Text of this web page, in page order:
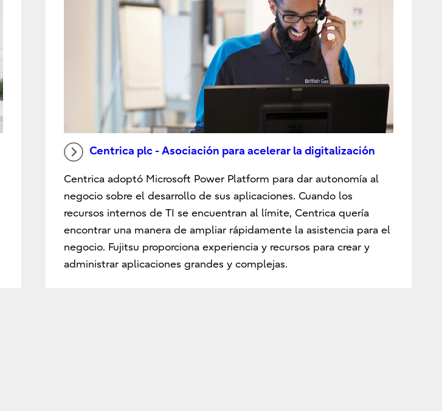
Centrica plc - Asociación para acelerar la digitalización
Centrica adoptó Microsoft Power Platform para dar autonomía al
negocio sobre el desarrollo de sus aplicaciones. Cuando los
recursos internos de TI se encuentran al límite, Centrica quería
encontrar una manera de ampliar rápidamente la asistencia para el
negocio. Fujitsu proporciona experiencia y recursos para crear y
administrar aplicaciones grandes y complejas.